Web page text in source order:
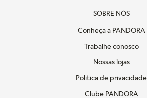
SOBRE NÓS
Conheça a PANDORA
Trabalhe conosco
Nossas lojas
Politica de privacidade
Clube PANDORA